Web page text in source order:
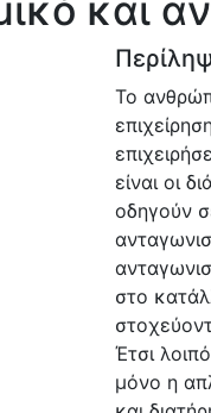
και
Το
είναι οι
οδηγούν
στο
Έτσι